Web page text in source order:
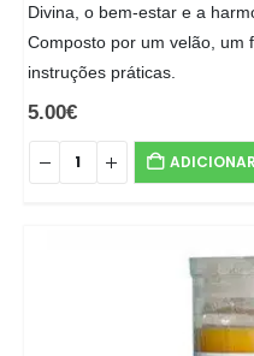
Divina, o bem-estar e a
Composto por um velão, um
instruções práticas.
5.00€
ADICIONAR